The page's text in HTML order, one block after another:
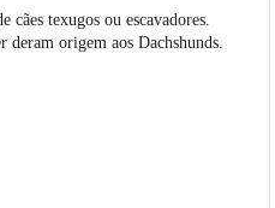
cães texugos ou escavadores.
deram origem aos Dachshunds.